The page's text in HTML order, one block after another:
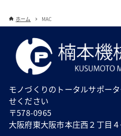
ホーム MAC
モノづくりのトータルサポー
せください
〒578-0965
大阪府東大阪市本庄西２丁目